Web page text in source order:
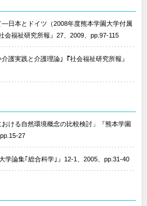
―日本とドイツ（2008年度熊本学園大学付属
会福祉研究所報』27、2009、pp.97-115
護実践と介護理論｣『社会福祉研究所報』
ける自然環境概念の比較検討」『熊本学園
27
学論集｢総合科学｣』12-1、2005、pp.31-40